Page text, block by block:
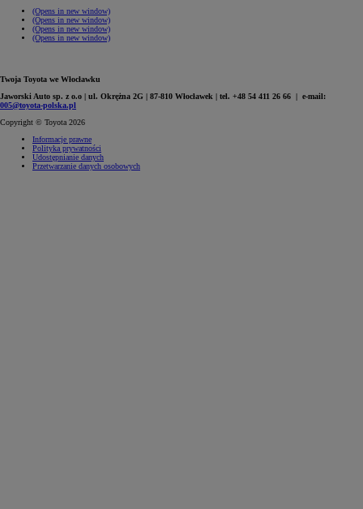
(Opens in new window)
(Opens in new window)
(Opens in new window)
(Opens in new window)
Twoja Toyota we Włocławku
Jaworski Auto sp. z o.o | ul. Okrężna 2G | 87-810 Włocławek | tel. +48 54 411 26 66 | e-mail:
005@toyota-polska.pl
Copyright © Toyota 2026
Informacje prawne
Polityka prywatności
Udostępnianie danych
Przetwarzanie danych osobowych